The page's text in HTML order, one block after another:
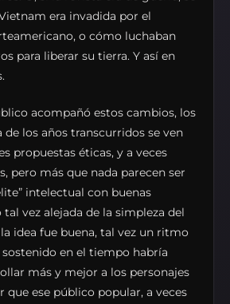
era invadida por el
o cómo luchaban
para liberar su tierra. Y así en
acompañó estos cambios, los
de los años transcurridos se ven
propuestas éticas, y a veces
pero más que nada parecen ser
intelectual con buenas
vez alejada de la simpleza del
idea fue buena, tal vez un ritmo
en el tiempo habría
más y mejor a los personajes
que ese público popular, a veces